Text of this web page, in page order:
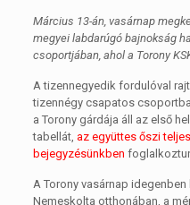
Március 13-án, vasárnap
megyei labdarúgó bajnokság
csoportjában, ahol a Torony
A tizennegyedik fordulóval
tizennégy csapatos
a Torony gárdája áll az első
tabellát, az együttes őszi
bejegyzésünkben
A Torony vasárnap
Nemeskolta otthonában, a